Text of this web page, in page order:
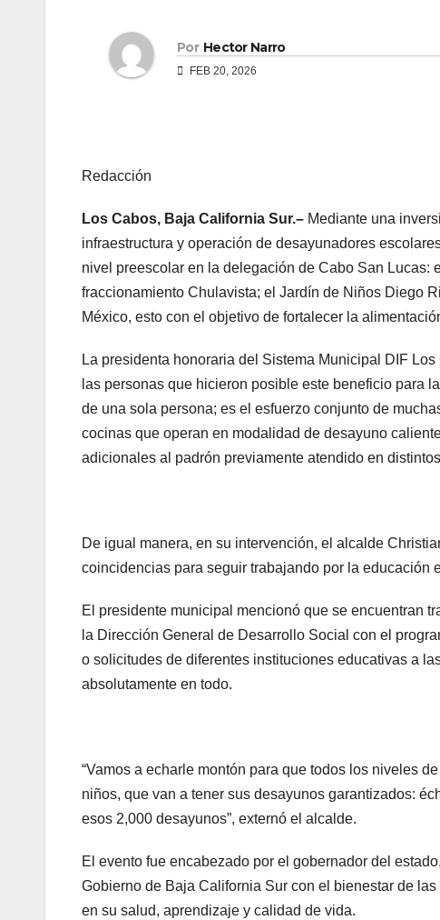
Por Hector Narro
FEB 20, 2026
Redacción
Los Cabos, Baja California Sur.– Mediante una
infraestructura y operación de desayunadores
nivel preescolar en la delegación de Cabo San Lucas:
fraccionamiento Chulavista; el Jardín de Niños Diego
México, esto con el objetivo de fortalecer la
La presidenta honoraria del Sistema Municipal DIF
las personas que hicieron posible este beneficio para
de una sola persona; es el esfuerzo conjunto de
cocinas que operan en modalidad de desayuno
adicionales al padrón previamente atendido en
De igual manera, en su intervención, el alcalde
coincidencias para seguir trabajando por la educación
El presidente municipal mencionó que se encuentran
la Dirección General de Desarrollo Social con el
o solicitudes de diferentes instituciones educativas a
absolutamente en todo.
“Vamos a echarle montón para que todos los niveles
niños, que van a tener sus desayunos garantizados:
esos 2,000 desayunos”, externó el alcalde.
El evento fue encabezado por el gobernador del
Gobierno de Baja California Sur con el bienestar de
en su salud, aprendizaje y calidad de vida.